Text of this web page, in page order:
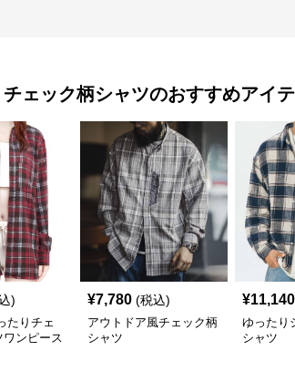
チェック柄シャツのおすすめアイ
)
たりチェ
ワンピース
¥7,780 (税込)
アウトドア風チェック柄
シャツ
¥11,140
ゆったり
シャツ